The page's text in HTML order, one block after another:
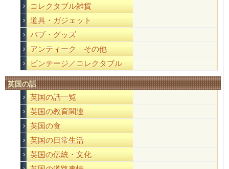
コレクタブル雑貨
道具・ガジェット
パブ・グッズ
アンティーク その他
ビンテージ／コレクタブル
英国の話
英国の話一覧
英国の教育関連
英国の食
英国の日常生活
英国の伝統・文化